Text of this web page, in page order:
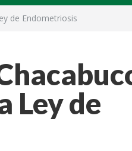
de Endometriosis
Ley de